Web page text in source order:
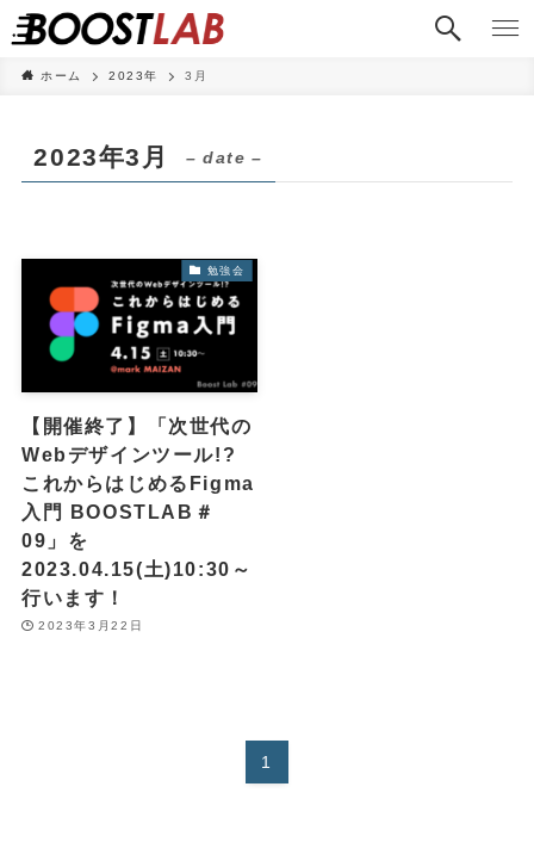
ホーム 2023年 3月
2023年3月 – date –
勉強会
【開催終了】「次世代の
Webデザインツール!?
これからはじめるFigma
入門 BOOSTLAB＃
09」を
2023.04.15(土)10:30～
行います！
2023年3月22日
1